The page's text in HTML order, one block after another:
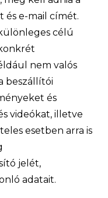
és e-mail címét.
célú
nem valós
beszállítói
és
videókat, illetve
esetben arra is
jelét,
adatait.